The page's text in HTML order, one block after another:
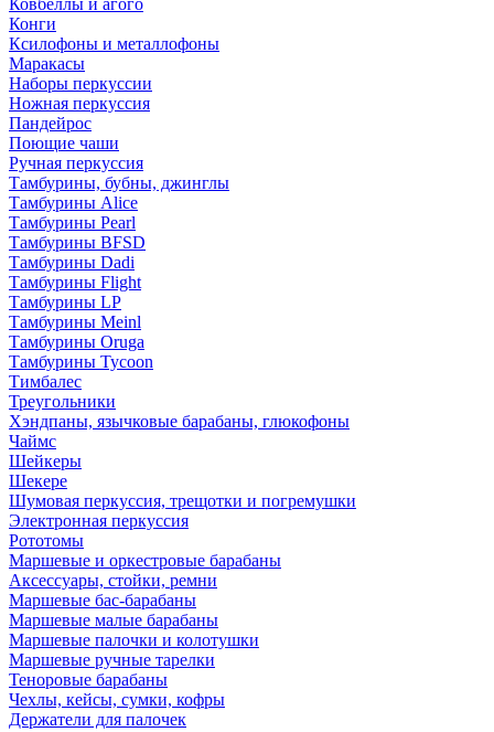
Ковбеллы и агого
Конги
Ксилофоны и металлофоны
Маракасы
Наборы перкуссии
Ножная перкуссия
Пандейрос
Поющие чаши
Ручная перкуссия
Тамбурины, бубны, джинглы
Тамбурины Alice
Тамбурины Pearl
Тамбурины BFSD
Тамбурины Dadi
Тамбурины Flight
Тамбурины LP
Тамбурины Meinl
Тамбурины Oruga
Тамбурины Tycoon
Тимбалес
Треугольники
Хэндпаны, язычковые барабаны, глюкофоны
Чаймс
Шейкеры
Шекере
Шумовая перкуссия, трещотки и погремушки
Электронная перкуссия
Рототомы
Маршевые и оркестровые барабаны
Аксессуары, стойки, ремни
Маршевые бас-барабаны
Маршевые малые барабаны
Маршевые палочки и колотушки
Маршевые ручные тарелки
Теноровые барабаны
Чехлы, кейсы, сумки, кофры
Держатели для палочек